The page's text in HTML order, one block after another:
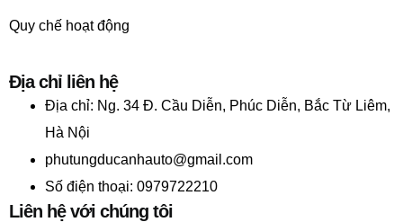
Quy chế hoạt động
Địa chỉ liên hệ
Địa chỉ: Ng. 34 Đ. Cầu Diễn, Phúc Diễn, Bắc Từ Liêm,
Hà Nội
phutungducanhauto@gmail.com
Số điện thoại: 0979722210
Liên hệ với chúng tôi